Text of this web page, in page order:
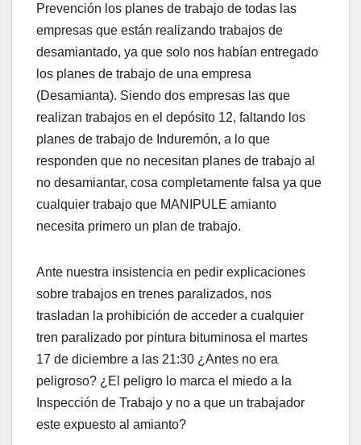
Prevención los planes de trabajo de todas las
empresas que están realizando trabajos de
desamiantado, ya que solo nos habían entregado
los planes de trabajo de una empresa
(Desamianta). Siendo dos empresas las que
realizan trabajos en el depósito 12, faltando los
planes de trabajo de Induremón, a lo que
responden que no necesitan planes de trabajo al
no desamiantar, cosa completamente falsa ya que
cualquier trabajo que MANIPULE amianto
necesita primero un plan de trabajo.
Ante nuestra insistencia en pedir explicaciones
sobre trabajos en trenes paralizados, nos
trasladan la prohibición de acceder a cualquier
tren paralizado por pintura bituminosa el martes
17 de diciembre a las 21:30 ¿Antes no era
peligroso? ¿El peligro lo marca el miedo a la
Inspección de Trabajo y no a que un trabajador
este expuesto al amianto?